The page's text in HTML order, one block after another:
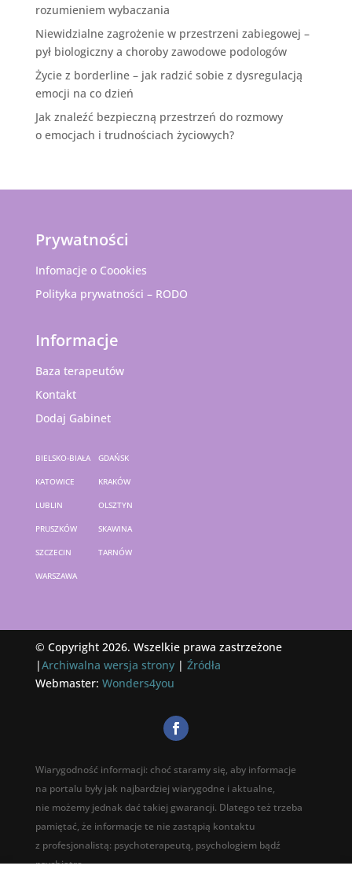
rozumieniem wybaczania
Niewidzialne zagrożenie w przestrzeni zabiegowej –
pył biologiczny a choroby zawodowe podologów
Życie z borderline – jak radzić sobie z dysregulacją
emocji na co dzień
Jak znaleźć bezpieczną przestrzeń do rozmowy
o emocjach i trudnościach życiowych?
Prywatności
Infomacje o Coookies
Polityka prywatności – RODO
Informacje
Baza terapeutów
Kontakt
Dodaj Gabinet
BIELSKO-BIAŁA GDAŃSK
KATOWICE KRAKÓW
LUBLIN OLSZTYN
PRUSZKÓW SKAWINA
SZCZECIN TARNÓW
WARSZAWA
© Copyright 2026. Wszelkie prawa zastrzeżone
|Archiwalna wersja strony| Źródła
Webmaster: Wonders4you
Wiarygodność informacji: choć staramy się, aby informacje
na portalu były jak najbardziej wiarygodne i aktualne,
nie możemy jednak dać takiej gwarancji. Dlatego też trzeba
pamiętać, że informacje te nie zastąpią kontaktu
z profesjonalistą: psychoterapeutą, psychologiem bądź
psychiatrą.